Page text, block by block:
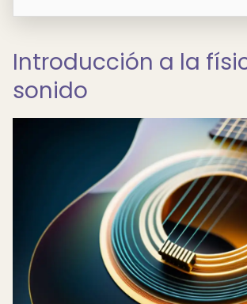
Introducción a la
sonido